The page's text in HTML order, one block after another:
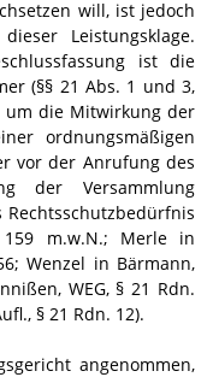
will, ist jedoch
Leistungsklage.
ist die
(§§ 21 Abs. 1 und 3,
um die Mitwirkung der
ordnungsmäßigen
vor der Anrufung des
der Versammlung
m.w.N.; Merle in
Wenzel in Bärmann,
WEG, § 21 Rdn.
§ 21 Rdn. 12).
angenommen,